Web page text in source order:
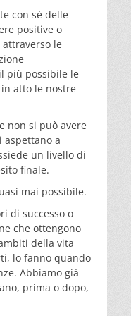
con sé delle
positive o
attraverso le
più possibile le
atto le nostre
non si può avere
aspettano a
un livello di
finale.
mai possibile.
di successo o
che ottengono
della vita
lo fanno quando
Abbiamo già
prima o dopo,